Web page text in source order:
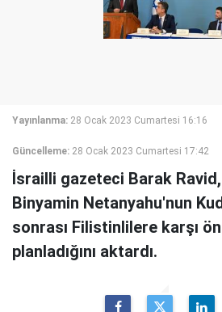
Yayınlanma: 28 Ocak 2023 Cumartesi 16:16
Güncelleme: 28 Ocak 2023 Cumartesi 17:42
İsrailli gazeteci Barak
Binyamin Netanyahu'nun
sonrası Filistinlilere karşı
planladığını aktardı.